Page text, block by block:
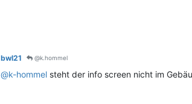
bwl21 @k.hommel
@k-hommel steht der info screen nicht im